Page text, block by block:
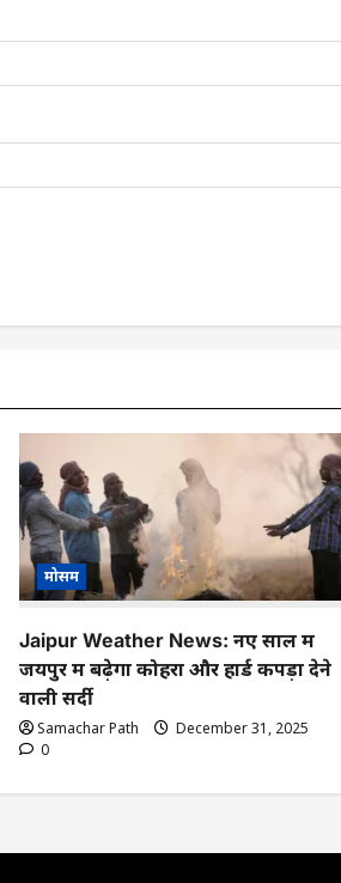
मोसम
Jaipur Weather News: नए साल में
जयपुर में बढ़ेगा कोहरा और हार्ड कपड़ा देने
वाली सर्दी
Samachar Path
December 31, 2025
0